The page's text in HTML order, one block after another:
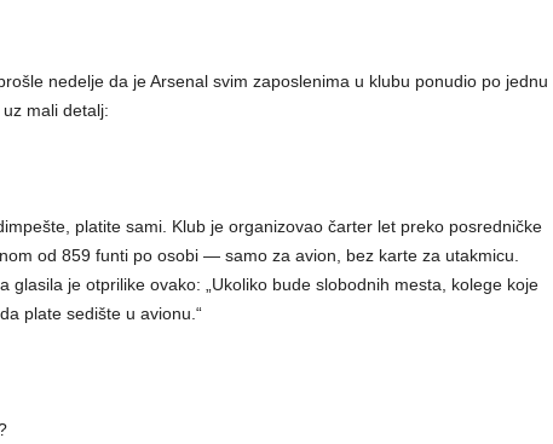
nedelje da je Arsenal svim zaposlenima u klubu ponudio po jednu
mali detalj:
platite sami. Klub je organizovao čarter let preko posredničke
od 859 funti po osobi — samo za avion, bez karte za utakmicu.
glasila je otprilike ovako: „Ukoliko bude slobodnih mesta, kolege koje
plate sedište u avionu.“